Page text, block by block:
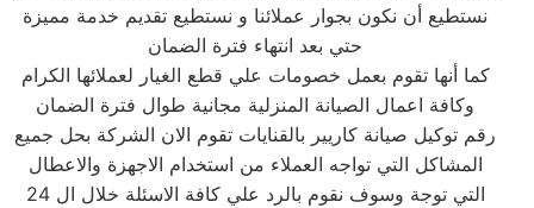
نستطيع أن نكون بجوار عملائنا و نستطيع تقديم خدمة مميزة
حتي بعد انتهاء فترة الضمان
كما أنها تقوم بعمل خصومات علي قطع الغيار لعملائها الكرام
وكافة اعمال الصيانة المنزلية مجانية طوال فترة الضمان
رقم توكيل صيانة كاريير بالقنايات تقوم الان الشركة بحل جميع
المشاكل التي تواجه العملاء من استخدام الاجهزة والاعطال
التي توجة وسوف نقوم بالرد علي كافة الاسئلة خلال ال 24